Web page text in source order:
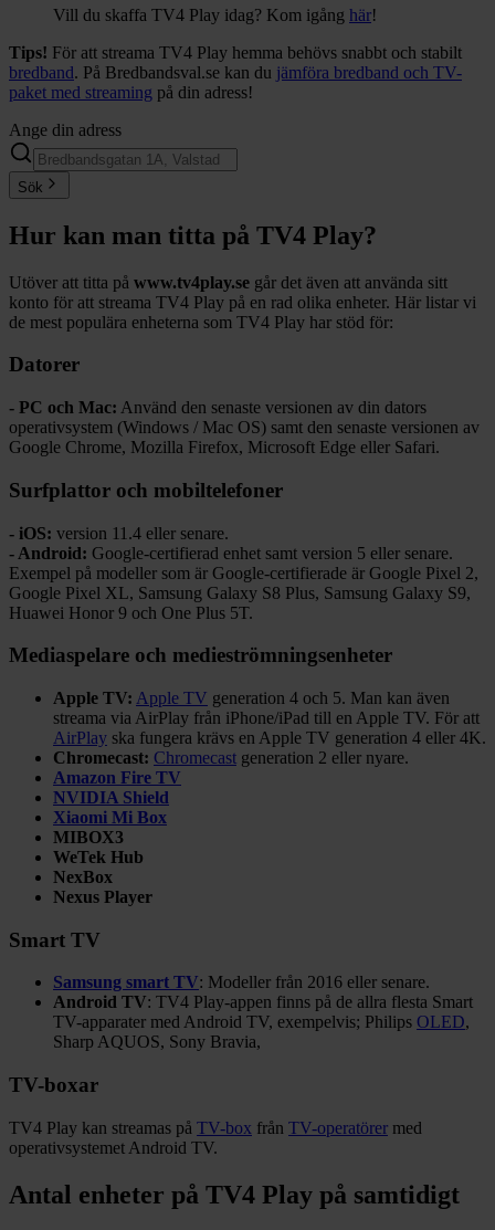
Vill du skaffa TV4 Play idag? Kom igång här!
Tips! För att streama TV4 Play hemma behövs snabbt och stabilt
bredband. På Bredbandsval.se kan du jämföra bredband och TV-
paket med streaming på din adress!
Ange din adress
Sök
Hur kan man titta på TV4 Play?
Utöver att titta på www.tv4play.se går det även att använda sitt
konto för att streama TV4 Play på en rad olika enheter. Här listar vi
de mest populära enheterna som TV4 Play har stöd för:
Datorer
- PC och Mac: Använd den senaste versionen av din dators
operativsystem (Windows / Mac OS) samt den senaste versionen av
Google Chrome, Mozilla Firefox, Microsoft Edge eller Safari.
Surfplattor och mobiltelefoner
- iOS: version 11.4 eller senare.
- Android: Google-certifierad enhet samt version 5 eller senare.
Exempel på modeller som är Google-certifierade är Google Pixel 2,
Google Pixel XL, Samsung Galaxy S8 Plus, Samsung Galaxy S9,
Huawei Honor 9 och One Plus 5T.
Mediaspelare och medieströmningsenheter
Apple TV: Apple TV generation 4 och 5. Man kan även
streama via AirPlay från iPhone/iPad till en Apple TV. För att
AirPlay ska fungera krävs en Apple TV generation 4 eller 4K.
Chromecast: Chromecast generation 2 eller nyare.
Amazon Fire TV
NVIDIA Shield
Xiaomi Mi Box
MIBOX3
WeTek Hub
NexBox
Nexus Player
Smart TV
Samsung smart TV: Modeller från 2016 eller senare.
Android TV: TV4 Play-appen finns på de allra flesta Smart
TV-apparater med Android TV, exempelvis; Philips OLED,
Sharp AQUOS, Sony Bravia,
TV-boxar
TV4 Play kan streamas på TV-box från TV-operatörer med
operativsystemet Android TV.
Antal enheter på TV4 Play på samtidigt